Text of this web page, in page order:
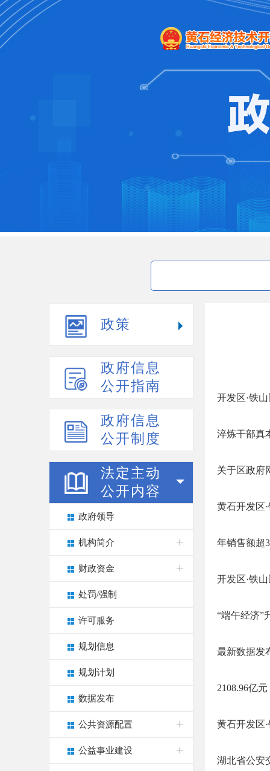
政策
政府信息
公开指南
政府信息
公开制度
法定主动
公开内容
政府领导
机构简介
财政资金
处罚/强制
许可服务
规划信息
规划计划
数据发布
公共资源配置
公益事业建设
开发区·铁
淬炼干部真
关于区政府
黄石开发区
年销售额超
开发区·铁
“端午经济”
最新数据发
2108.96亿
黄石开发区
湖北省公安